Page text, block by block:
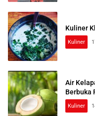
Kuliner
Kuliner
Air
Berbuka
Kuliner